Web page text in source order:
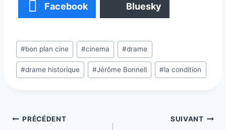
Facebook Bluesky
Étiquettes
de
la
#bon plan cine #cinema #drame
#drame historique #Jérôme Bonnell #la condition
Navigation
PRÉCÉDENT SUIVANT